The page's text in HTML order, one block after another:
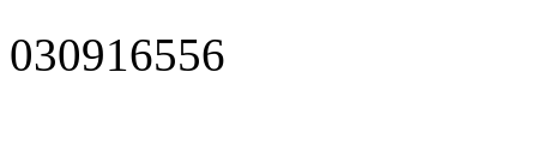
030916556